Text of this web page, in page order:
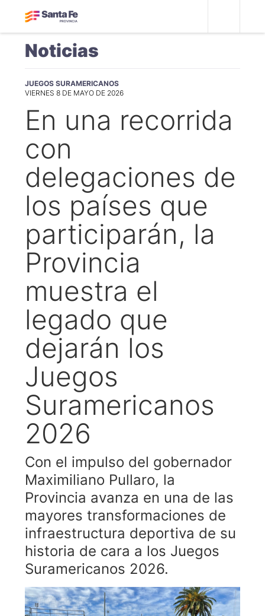
Noticias
JUEGOS SURAMERICANOS
VIERNES 8 DE MAYO DE 2026
En una recorrida
con
delegaciones de
los países que
participarán, la
Provincia
muestra el
legado que
dejarán los
Juegos
Suramericanos
2026
Con el impulso del gobernador
Maximiliano Pullaro, la
Provincia avanza en una de las
mayores transformaciones de
infraestructura deportiva de su
historia de cara a los Juegos
Suramericanos 2026.